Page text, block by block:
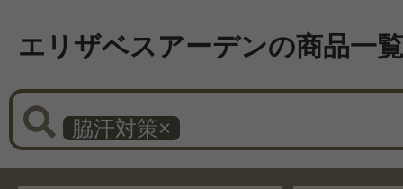
エリザベスアーデンの商品一覧
脇汗対策×